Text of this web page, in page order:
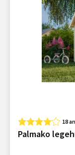
18
Palmako